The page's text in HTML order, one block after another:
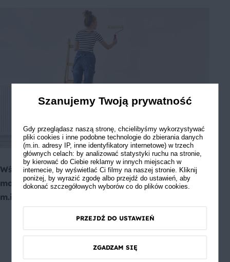
Wśród polecanych farb zmywalnych, które
można nakładać na różne podłoża, znajdują się
m.in.:
– ich skuteczność opiera się na
dzięki którym farby zyskują elastyczność i stają
Szanujemy Twoją prywatność
Gdy przeglądasz naszą stronę, chcielibyśmy wykorzystywać
pliki cookies i inne podobne technologie do zbierania danych
(m.in. adresy IP, inne identyfikatory internetowe) w trzech
głównych celach: by analizować statystyki ruchu na stronie,
by kierować do Ciebie reklamy w innych miejscach w
internecie, by wyświetlać Ci filmy na naszej stronie. Kliknij
poniżej, by wyrazić zgodę albo przejdź do ustawień, aby
dokonać szczegółowych wyborów co do plików cookies.
PRZEJDŹ DO USTAWIEŃ
ZGADZAM SIĘ